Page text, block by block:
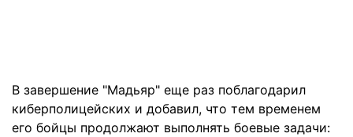
В завершение "Мадьяр" еще раз поблагодарил
киберполицейских и добавил, что тем временем
его бойцы продолжают выполнять боевые задачи: